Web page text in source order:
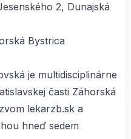
2, Dunajská
Bystrica
je multidisciplinárne
časti Záhorská
lekarzb.sk a
hneď sedem